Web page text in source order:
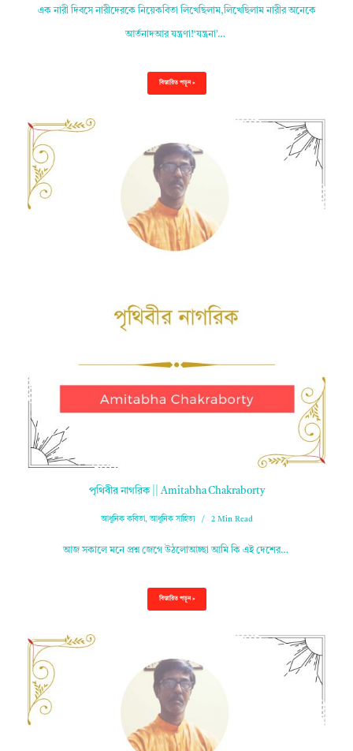
এক নারী দিবসে নারীদেরকে নিয়েকবিতা লিখেছিলাম,লিখেছিলাম নারীর অনেকে
আর্তনাদআর যন্ত্রণা!‘যন্ত্রনা’…
বিস্তারিত পড়ুন »
পৃথিবীর নাগরিক || Amitabha Chakraborty
আধুনিক কবিতা,আধুনিক সাহিত্য 2 Min Read
আজ সকালে মনে প্রশ্ন জেগে উঠলোআচ্ছা আমি কি এই দেশের…
বিস্তারিত পড়ুন »